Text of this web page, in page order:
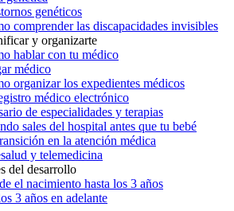
genéticos
comprender las discapacidades invisibles
y organizarte
hablar con tu médico
médico
organizar los expedientes médicos
médico electrónico
de especialidades y terapias
sales del hospital antes que tu bebé
en la atención médica
y telemedicina
del desarrollo
el nacimiento hasta los 3 años
3 años en adelante